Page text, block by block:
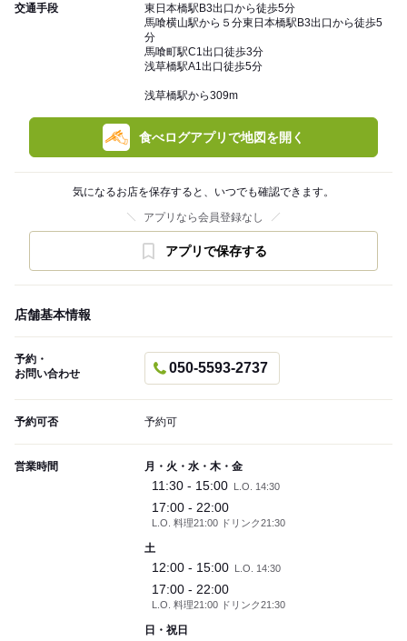
交通手段
東日本橋駅B3出口から徒歩5分
馬喰横山駅から５分東日本橋駅B3出口から徒歩5
分
馬喰町駅C1出口徒歩3分
浅草橋駅A1出口徒歩5分
浅草橋駅から309m
食べログアプリで地図を開く
気になるお店を保存すると、いつでも確認できます。
アプリなら会員登録なし
アプリで保存する
店舗基本情報
予約・
お問い合わせ
050-5593-2737
予約可否 予約可
営業時間 月・火・水・木・金
11:30 - 15:00 L.O. 14:30
17:00 - 22:00
L.O. 料理21:00 ドリンク21:30
土
12:00 - 15:00 L.O. 14:30
17:00 - 22:00
L.O. 料理21:00 ドリンク21:30
日・祝日